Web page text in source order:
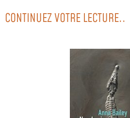
CONTINUEZ VOTRE LECTURE..